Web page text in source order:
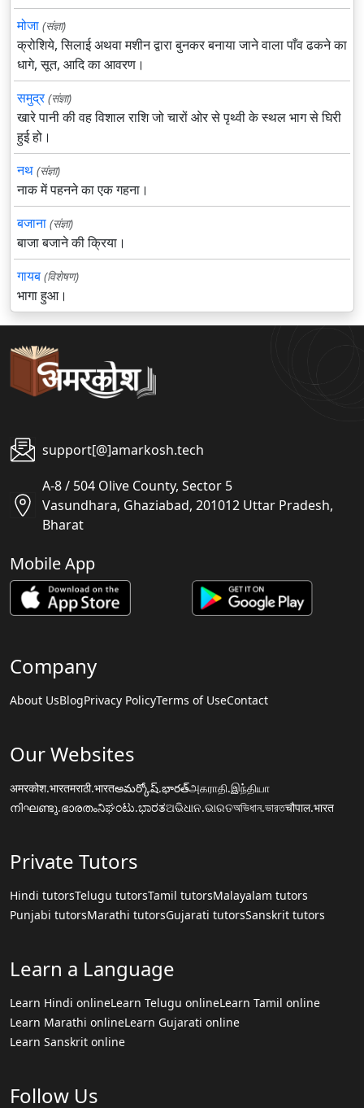
मोजा (संज्ञा)
क्रोशिये, सिलाई अथवा मशीन द्वारा बुनकर बनाया जाने वाला पाँव ढकने का
धागे, सूत, आदि का आवरण।
समुद्र (संज्ञा)
खारे पानी की वह विशाल राशि जो चारों ओर से पृथ्वी के स्थल भाग से घिरी
हुई हो।
नथ (संज्ञा)
नाक में पहनने का एक गहना।
बजाना (संज्ञा)
बाजा बजाने की क्रिया।
गायब (विशेषण)
भागा हुआ।
support[@]amarkosh.tech
A-8 / 504 Olive County, Sector 5
Vasundhara, Ghaziabad, 201012 Uttar Pradesh,
Bharat
Mobile App
Company
About UsBlogPrivacy PolicyTerms of UseContact
Our Websites
अमरकोश.भारतमराठी.भारतఅమర్కోష్.భారత్அகராதி.இந்தியா
നിഘണ്ടു.ഭാരതംನಿಘಂಟು.ಭಾರತଅଭିଧାନ.ଭାରତঅভিধান.ভারতचौपाल.भारत
Private Tutors
Hindi tutorsTelugu tutorsTamil tutorsMalayalam tutors
Punjabi tutorsMarathi tutorsGujarati tutorsSanskrit tutors
Learn a Language
Learn Hindi onlineLearn Telugu onlineLearn Tamil online
Learn Marathi onlineLearn Gujarati online
Learn Sanskrit online
Follow Us